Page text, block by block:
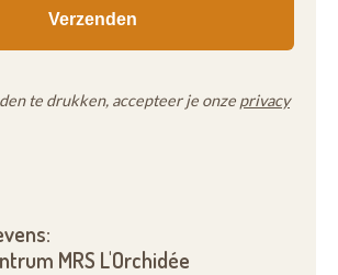
te drukken, accepteer je onze privacy
MRS L'Orchidée